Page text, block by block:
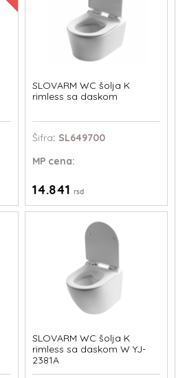
SLOVARM WC šolja K
rimless sa daskom
Šifra: SL649700
MPcena:
14.841 rsd
SLOVARM WC šolja K
rimless sa daskom W YJ-
2381A